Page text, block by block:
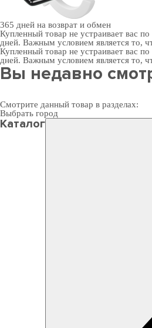
365 дней на возврат и обмен
Купленный товар не устраивает вас
дней. Важным условием является то,
Купленный товар не устраивает вас
дней. Важным условием является то,
Вы недавно
Смотрите данный товар в разделах:
Выбрать город
Каталог